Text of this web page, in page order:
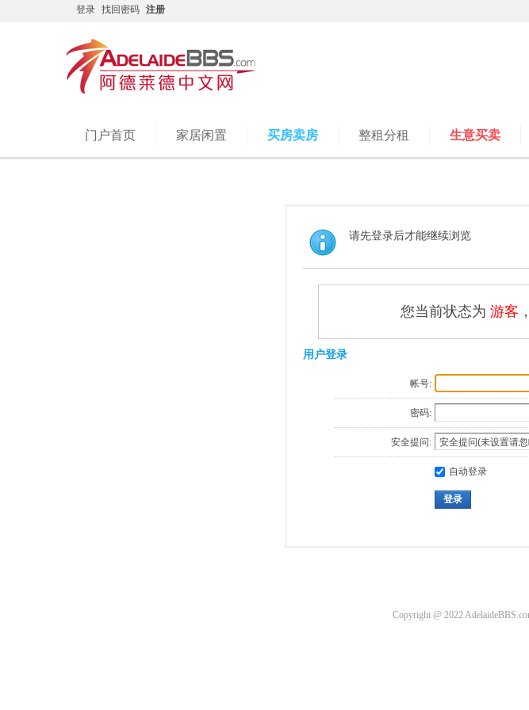
登录 找回密码 注册
门户首页 家居闲置 买房卖房 整租分租 生意买卖
请先登录后才能继续浏览
您当前状态为 游客
用户登录
帐号:
密码:
安全提问:
自动登录
登录
Copyright @ 2022